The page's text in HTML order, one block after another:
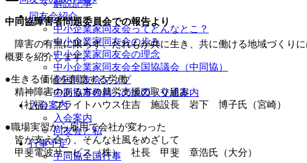
解説記事
同友会紹介
中小企業家同友会ってどんなとこ？
中小企業家同友会の歩み
中小企業家同友会の理念
中小企業家同友会全国協議会（中同協）
全国同友会マップ
中同協事務局への地図・交通案内
入会案内
入会案内
同友会と私
行事予定
中同協全国行事
中同協障害者問題委員会での報告より
障害の有無に限らず、だれもが共に生き、共に働ける地域づくり
概要を紹介します。
●生きる価値を創造する労働
精神障害のある方の就労支援の取り組み
（社福）ブライトハウス住吉 施設長 岩下 博子氏（宮崎）
●職場実習から雇用で会社が変わった
皆が支え合う、そんな社風をめざして
甲斐電波サービス（株） 社長 甲斐 章浩氏（大分）